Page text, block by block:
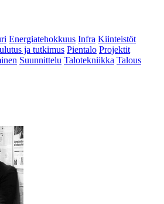
Energiatehokkuus Infra Kiinteistöt
ja tutkimus Pientalo Projektit
Suunnittelu Talotekniikka Talous